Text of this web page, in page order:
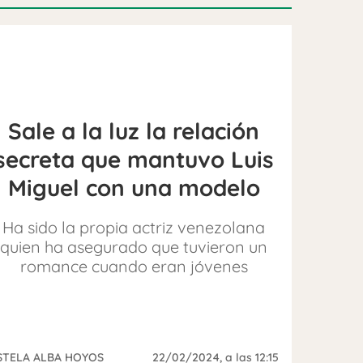
Sale a la luz la relación
que mantuvo Luis
Miguel con una modelo
Ha sido la propia actriz venezolana
quien ha asegurado que tuvieron un
romance cuando eran jóvenes
ALBA HOYOS 22/02/2024, a las 12:15